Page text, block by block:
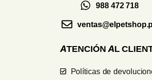
988 472 718
ATENCIÓN AL
Políticas de